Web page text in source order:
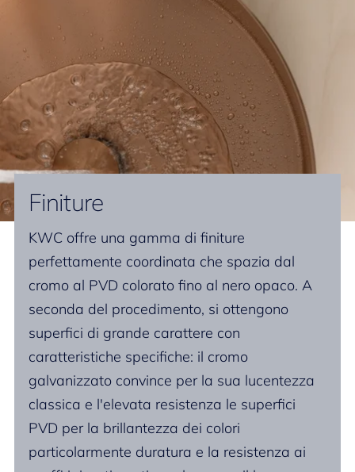
Finiture
KWC offre una gamma di finiture
perfettamente coordinata che spazia dal
cromo al PVD colorato fino al nero opaco. A
seconda del procedimento, si ottengono
superfici di grande carattere con
caratteristiche specifiche: il cromo
galvanizzato convince per la sua lucentezza
classica e l'elevata resistenza le superfici
PVD per la brillantezza dei colori
particolarmente duratura e la resistenza ai